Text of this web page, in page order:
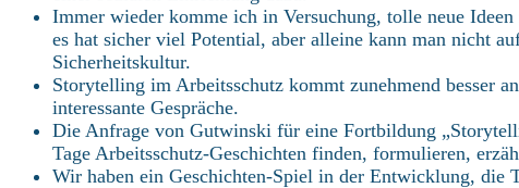
Immer wieder komme ich in Versuchung, tolle neue
es hat sicher viel Potential, aber alleine kann man nicht
Sicherheitskultur.
Storytelling im Arbeitsschutz kommt zunehmend besser
interessante Gespräche.
Die Anfrage von Gutwinski für eine Fortbildung
Tage Arbeitsschutz-Geschichten finden, formulieren,
Wir haben ein Geschichten-Spiel in der Entwicklung, die